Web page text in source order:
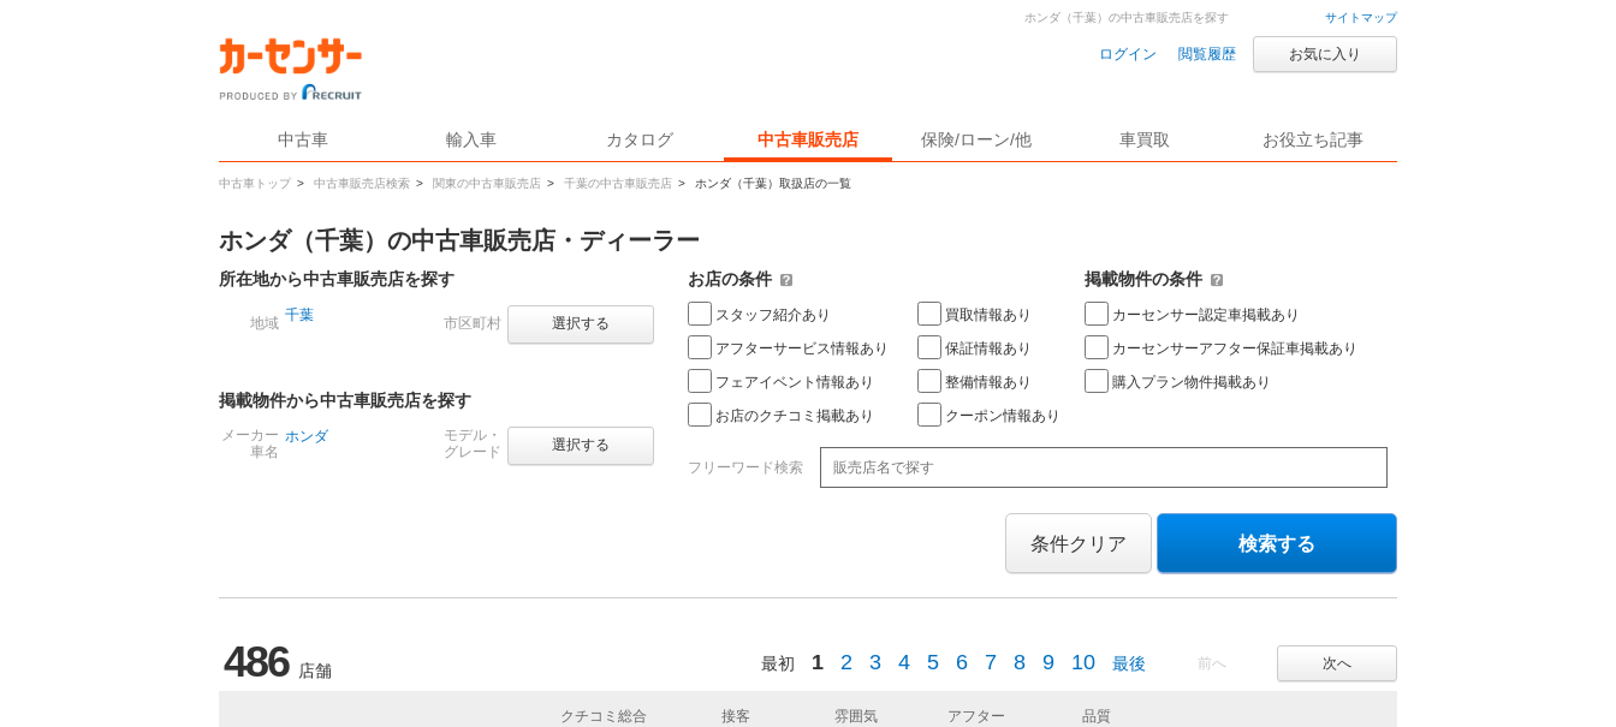
サイトマップ
ログイン 閲覧履歴 お気に入り
中古車 輸入車 カタログ 中古車販売店 保険/ローン/他 車買取 お役立ち記事
中古車トップ > 中古車販売店検索 > 関東の中古車販売店 > 千葉の中古車販売店 > ホンダ（千葉）取扱店の一覧
ホンダ（千葉）の中古車販売店を探す
ホンダ（千葉）の中古車販売店・ディーラー
所在地から中古車販売店を探す
地域 千葉 市区町村 選択する
掲載物件から中古車販売店を探す
メーカー
車名
ホンダ
モデル・
グレード
選択する
お店の条件
スタッフ紹介あり
アフターサービス情報あり
フェアイベント情報あり
お店のクチコミ掲載あり
買取情報あり
保証情報あり
整備情報あり
クーポン情報あり
掲載物件の条件
カーセンサー認定車掲載あり
カーセンサーアフター保証車掲載あり
購入プラン物件掲載あり
フリーワード検索
条件クリア 検索する
486 店舗 前へ 次へ
最初 1 2 3 4 5 6 7 8 9 10 最後
クチコミ総合 接客 雰囲気 アフター 品質